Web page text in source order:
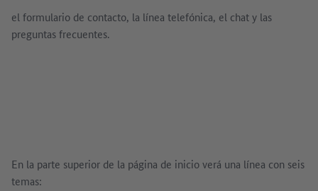
el formulario de contacto, la línea telefónica, el chat y las
preguntas frecuentes.
En la parte superior de la página de inicio verá una línea con seis
temas: